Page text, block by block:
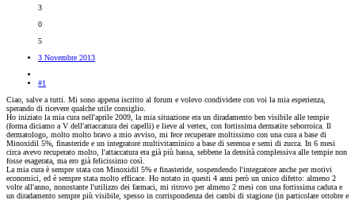
3
0
5
3 Novembre 2013
#1
Ciao, salve a tutti. Mi sono appena iscritto al forum e volevo condividere con voi la mia esperienza,
sperando di ricevere qualche utile consiglio.
Ho iniziato la mia cura nell'aprile 2009, la mia situazione era un diradamento ben visibile alle tempie
(forma diciamo a V dell'attaccatura dei capelli) e lieve al vertex, con fortissima dermatite seborroica. Il
dermatologo, molto molto bravo a mio avviso, mi fece recuperare moltissimo con una cura a base di
Minoxidil 5%, finasteride e un integratore multivitaminico a base di serenoa e semi di zucca. In 6 mesi
circa avevo recuperato molto, l'attaccatura era già più bassa, sebbene la densità complessiva alle tempie non
fosse esagerata, ma ero già felicissimo così.
La mia cura è sempre stata con Minoxidil 5% e finasteride, sospendendo l'integratore anche per motivi
economici, ed è sempre stata molto efficace. Ho notato in questi 4 anni però un unico difetto: almeno 2
volte all'anno, nonostante l'utilizzo dei farmaci, mi ritrovo per almeno 2 mesi con una fortissima caduta e
un diradamento sempre più visibile, spesso in corrispondenza dei cambi di stagione (in particolare ottobre e